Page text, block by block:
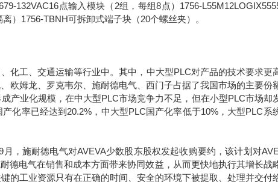
132VAC16点输入模块（2组，每组8点）1756-
）1756-TBNH可拆卸式端子块（20个螺丝夹）。
工、交通运输等行业中。其中，中大型PLC对产品的技术要求更
欧姆龙、罗克韦尔、施耐德电气、西门子占据了我国市场的主要份
产业化规模，在中大型PLC市场竞争力不足，但在小型PLC市场却
化率已经达到20.2%，中大型PLC国产化率低于10%，大型PLC系
，施耐德电气对AVEVA少数股东股权发起收购要约，该计划对
德电气在销售和成本方面带来协同效益，从而更快地执行其增长战
的工业资源只有在正确的时间、安全的环境下被提取、处理并交付